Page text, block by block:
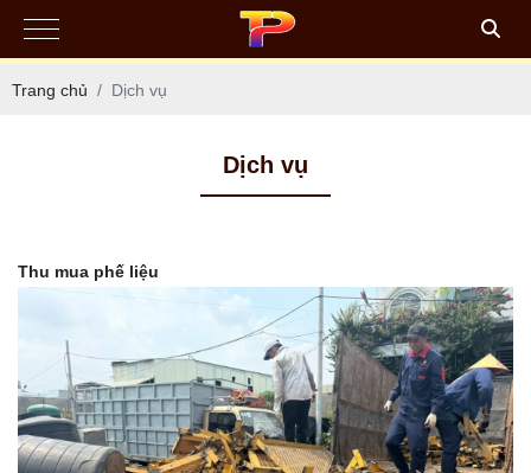
Trang chủ Dịch vụ
Dịch vụ
Thu mua phế liệu